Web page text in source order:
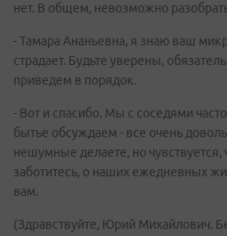
нет. В общем, невозможно
- Тамара Ананьевна, я знаю ваш
страдает. Будьте уверены,
приведем в порядок.
- Вот и спасибо. Мы с соседями
бытье обсуждаем - все очень
нешумные делаете, но чувствуется,
заботитесь, о наших ежедневных
вам.
(Здравствуйте, Юрий Михайлович.